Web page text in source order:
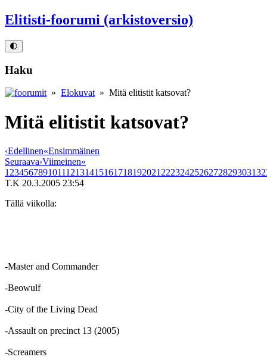
Elitisti-foorumi (arkistoversio)
🌓
Haku
» Elokuvat » Mitä elitistit katsovat?
Mitä elitistit katsovat?
‹Edellinen«Ensimmäinen
Seuraava›Viimeinen»
1 23456789101112131415161718192021 2223242526272829303132
T.K 20.3.2005 23:54
Tällä viikolla:
‑Master and Commander
‑Beowulf
‑City of the Living Dead
‑Assault on precinct 13 (2005)
‑Screamers